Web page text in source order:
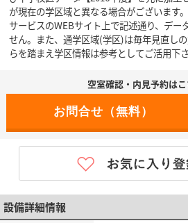
が現在の学区域と異なる場合がございます
サービスのWEBサイト上で記述通り、デー
せん。また、通学区域(学区)は毎年見直し
らを踏まえ学区情報は参考としてご活用下さ
空室確認・内見予約は
設備詳細情報